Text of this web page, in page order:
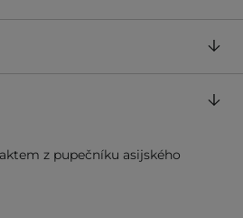
z pupečníku asijského